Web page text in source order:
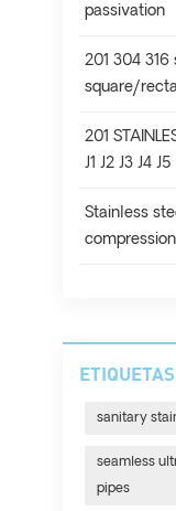
passivation
201 304
square/
201
J1 J2 J3 J4 J5
Stainless
ETIQUETAS
sanitary
seamless
pipes